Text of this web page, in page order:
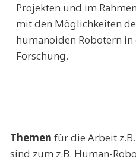
Projekten und im
mit den Möglichkeiten
humanoiden Robotern
Forschung.
Themen für die Arbeit
sind zum z.B. Human-